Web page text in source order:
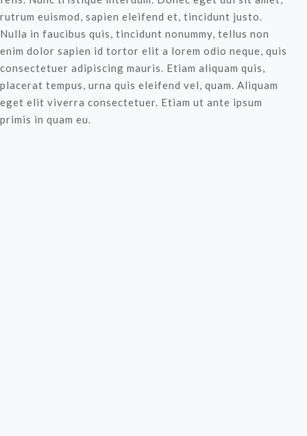
rutrum euismod, sapien eleifend et, tincidunt justo.
Nulla in faucibus quis, tincidunt nonummy, tellus non
enim dolor sapien id tortor elit a lorem odio neque, quis
consectetuer adipiscing mauris. Etiam aliquam quis,
placerat tempus, urna quis eleifend vel, quam. Aliquam
eget elit viverra consectetuer. Etiam ut ante ipsum
primis in quam eu.